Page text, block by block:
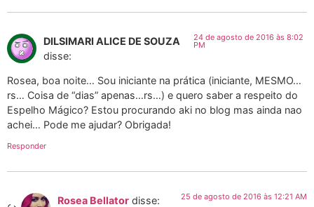
DILSIMARI ALICE DE SOUZA
disse:
24 de agosto de 2016 às 8:02
PM
Rosea, boa noite… Sou iniciante na prática (iniciante, MESMO…
rs… Coisa de “dias” apenas…rs…) e quero saber a respeito do
Espelho Mágico? Estou procurando aki no blog mas ainda nao
achei… Pode me ajudar? Obrigada!
Responder
Rosea Bellator disse: 25 de agosto de 2016 às 12:21 AM